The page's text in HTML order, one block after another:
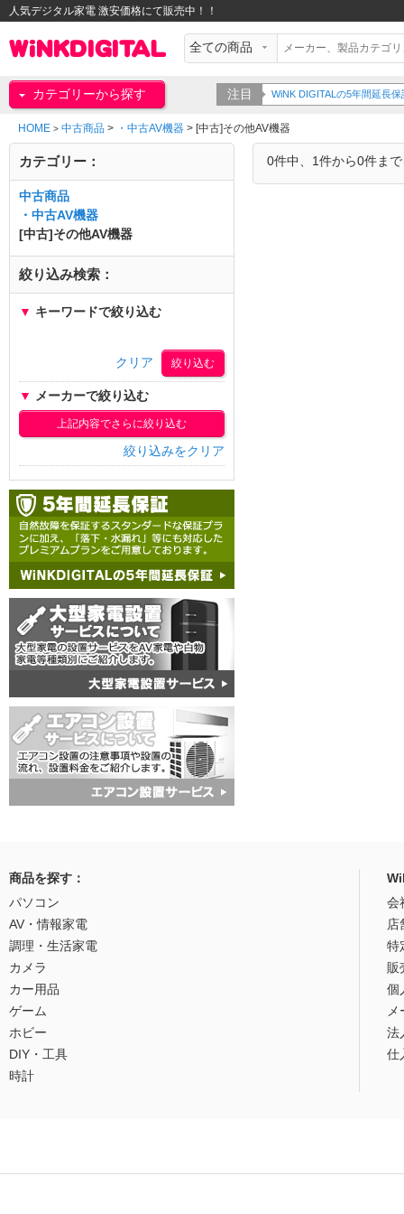
人気デジタル家電 激安価格にて販売中！！
カテゴリーから探す 注目 WiNK DIGITALの5年間延長
HOME > 中古商品 > ・中古AV機器 > [中古]その他AV機器
0件中、1件から0件ま
カテゴリー：
中古商品
・中古AV機器
[中古]その他AV機器
絞り込み検索：
▼ キーワードで絞り込む
クリア
▼ メーカーで絞り込む
上記内容でさらに絞り込む
絞り込みをクリア
商品を探す：
パソコン
AV・情報家電
調理・生活家電
カメラ
カー用品
ゲーム
ホビー
DIY・工具
時計
会
店
特
販
個
メ
法
仕